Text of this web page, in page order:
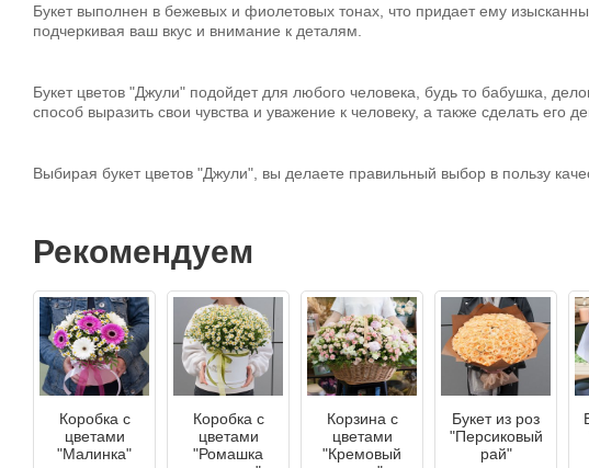
Букет выполнен в бежевых и фиолетовых тонах, что придает ему
подчеркивая ваш вкус и внимание к деталям.
Букет цветов "Джули" подойдет для любого человека, будь то бабушка,
способ выразить свои чувства и уважение к человеку, а также сделать его
Выбирая букет цветов "Джули", вы делаете правильный выбор в пользу
Рекомендуем
Коробка с
цветами
"Малинка"
Коробка с
цветами
"Ромашка
Корзина с
цветами
"Кремовый
Букет из роз
"Персиковый
рай"